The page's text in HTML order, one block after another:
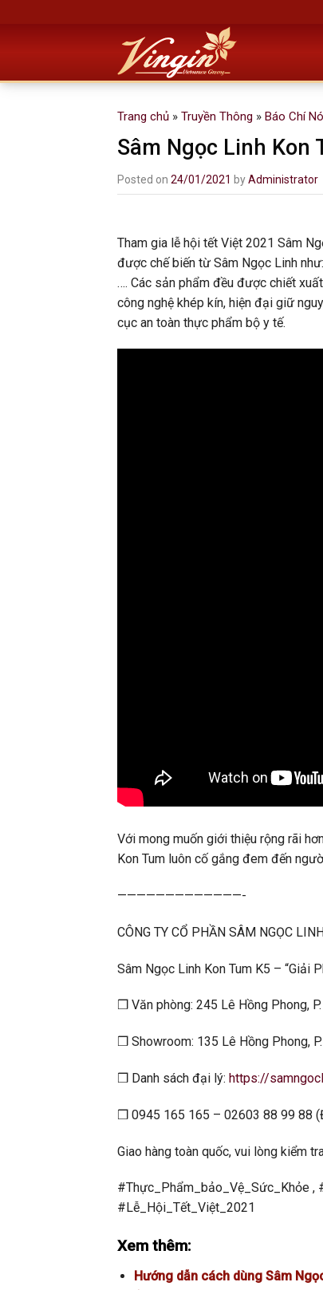
Trang chủ » Truyền Thông » Báo Chí
Sâm Ngọc Linh Kon
Posted on 24/01/2021 byAdministrator
Tham gia lễ hội tết Việt 2021 Sâm
được chế biến từ Sâm Ngọc Linh như:
…. Các sản phẩm đều được chiết
công nghệ khép kín, hiện đại giữ
cục an toàn thực phẩm bộ y tế.
Với mong muốn giới thiệu rộng rãi
Kon Tum luôn cố gắng đem đến
—————————————-
CÔNG TY CỔ PHẦN SÂM NGỌC
Sâm Ngọc Linh Kon Tum K5 – “Giải
❒ Văn phòng: 245 Lê Hồng Phong, P.
❒ Showroom: 135 Lê Hồng Phong, P.
❒ Danh sách đại lý: https://
❒ 0945 165 165 – 02603 88 99 88
Giao hàng toàn quốc, vui lòng kiểm
#Thực_Phẩm_bảo_Vệ_Sức_Khỏe ,
#Lễ_Hội_Tết_Việt_2021
Xem thêm:
Hướng dẫn cách dùng Sâm